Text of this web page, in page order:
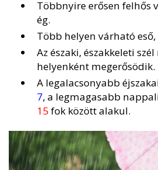
Többnyire erősen felhős
ég.
Több helyen várható eső,
Az északi, északkeleti
helyenként megerősödik.
A legalacsonyabb
7, a legmagasabb
15 fok között alakul.